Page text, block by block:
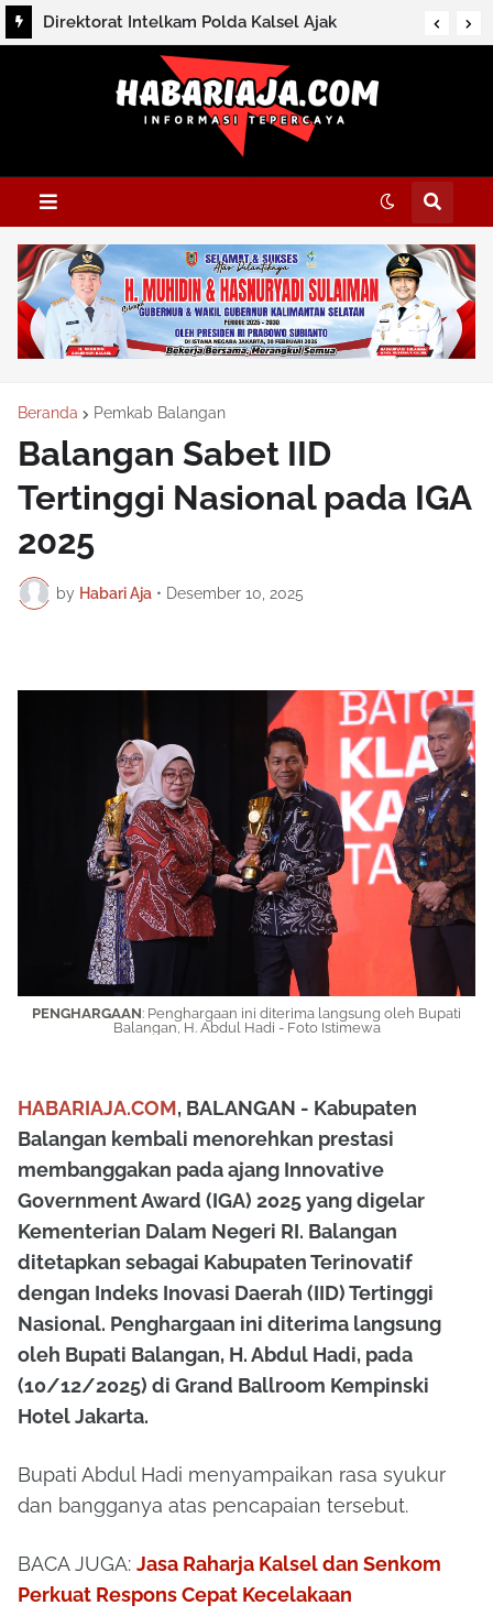
Direktorat Intelkam Polda Kalsel Ajak
Masyarakat Perkuat Persatuan Melalui
Silaturahmi dan Dialog Kamtibmas di HSS
Beranda Pemkab Balangan
Balangan Sabet IID
Tertinggi Nasional pada IGA
2025
by Habari Aja • Desember 10, 2025
PENGHARGAAN: Penghargaan ini diterima langsung oleh Bupati
Balangan, H. Abdul Hadi - Foto Istimewa
HABARIAJA.COM, BALANGAN - Kabupaten
Balangan kembali menorehkan prestasi
membanggakan pada ajang Innovative
Government Award (IGA) 2025yang digelar
Kementerian Dalam Negeri RI. Balangan
ditetapkan sebagai Kabupaten Terinovatif
dengan Indeks Inovasi Daerah (IID) Tertinggi
Nasional. Penghargaan ini diterima langsung
oleh Bupati Balangan, H. Abdul Hadi, pada
(10/12/2025) di Grand Ballroom Kempinski
Hotel Jakarta.
Bupati Abdul Hadi menyampaikan rasa syukur
dan bangganya atas pencapaian tersebut.
BACA JUGA: Jasa Raharja Kalsel dan Senkom
Perkuat Respons Cepat Kecelakaan